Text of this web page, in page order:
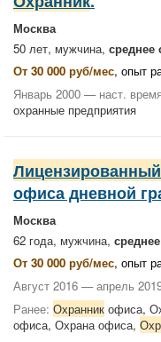
Москва
50 лет, мужчина, среднее
От 30 000 руб/мес, опыт
Январь 2000 — наст.
охранные предприятия
Лицензированный
офиса дневной
Москва
62 года, мужчина, среднее
От 30 000 руб/мес, опыт
Август 2016 — апрель
Ранее: Охранник офиса,
офиса, Охрана офиса,